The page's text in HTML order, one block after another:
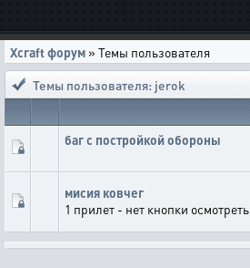
Xcraft форум » Темы пользователя
Темы пользователя: jerok
баг с постройкой обороны
мисия ковчег
1 прилет - нет кнопки осмотреть